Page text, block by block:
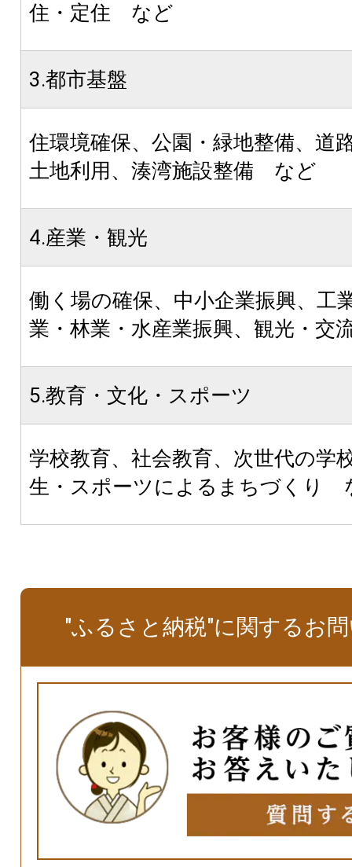
住・定住 など
3.都市基盤
住環境確保、公園・緑地整備、道
土地利用、湊湾施設整備 など
4.産業・観光
働く場の確保、中小企業振興、工
業・林業・水産業振興、観光・
5.教育・文化・スポーツ
学校教育、社会教育、次世代の学
生・スポーツによるまちづくり
"ふるさと納税"に関するお